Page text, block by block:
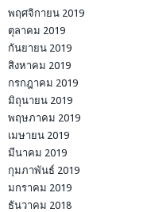
พฤศจิกายน 2019
ตุลาคม 2019
กันยายน 2019
สิงหาคม 2019
กรกฎาคม 2019
มิถุนายน 2019
พฤษภาคม 2019
เมษายน 2019
มีนาคม 2019
กุมภาพันธ์ 2019
มกราคม 2019
ธันวาคม 2018